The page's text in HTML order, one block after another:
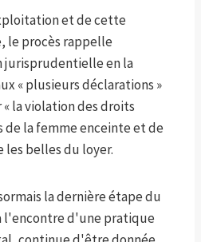
et de cette
le procès rappelle
jurisprudentielle en la
« plusieurs déclarations »
la violation des droits
de la femme enceinte et de
belles du loyer.
la dernière étape du
l'encontre d'une pratique